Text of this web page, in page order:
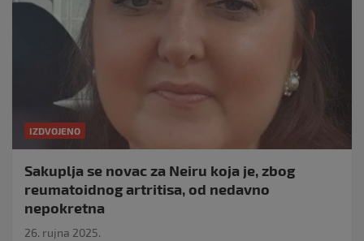
IZDVOJENO
Sakuplja se novac za Neiru koja je, zbog
reumatoidnog artritisa, od nedavno
nepokretna
26. rujna 2025.